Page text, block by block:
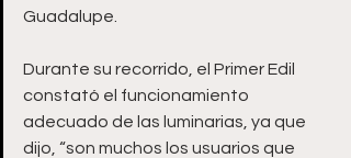
Guadalupe.
Durante su recorrido, el Primer Edil
constató el funcionamiento
adecuado de las luminarias, ya que
dijo, “son muchos los usuarios que